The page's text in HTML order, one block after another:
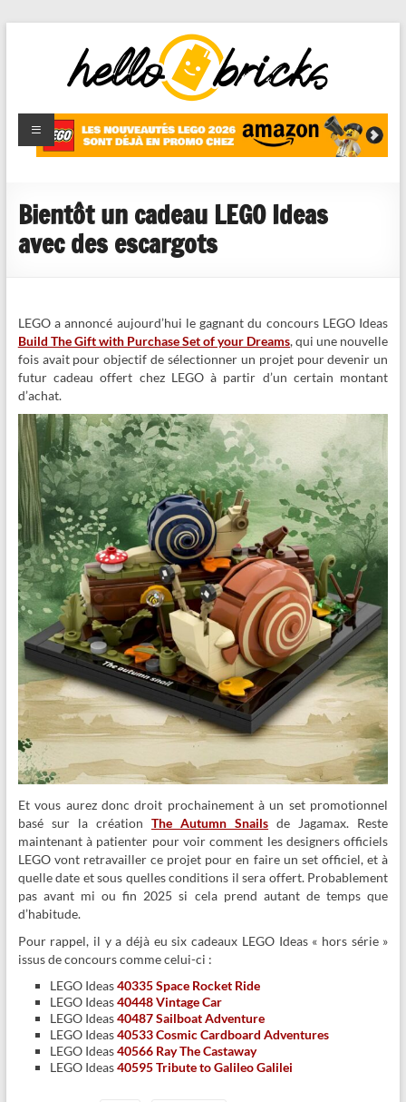
HelloBricks
Blog LEGO,
nouveaut�s
reviews
Bientôt un cadeau LEGO Ideas
avec des escargots
LEGO a annoncé aujourd’hui le gagnant du concours LEGO Ideas
Build The Gift with Purchase Set of your Dreams, qui une nouvelle
fois avait pour objectif de sélectionner un projet pour devenir un
futur cadeau offert chez LEGO à partir d’un certain montant
d’achat.
Et vous aurez donc droit prochainement à un set promotionnel
basé sur la création The Autumn Snails de Jagamax. Reste
maintenant à patienter pour voir comment les designers officiels
LEGO vont retravailler ce projet pour en faire un set officiel, et à
quelle date et sous quelles conditions il sera offert. Probablement
pas avant mi ou fin 2025 si cela prend autant de temps que
d’habitude.
Pour rappel, il y a déjà eu six cadeaux LEGO Ideas « hors série »
issus de concours comme celui-ci :
LEGO Ideas40335 Space Rocket Ride
LEGO Ideas40448 Vintage Car
LEGO Ideas40487 Sailboat Adventure
LEGO Ideas40533 Cosmic Cardboard Adventures
LEGO Ideas40566 Ray The Castaway
LEGO Ideas40595 Tribute to Galileo Galilei